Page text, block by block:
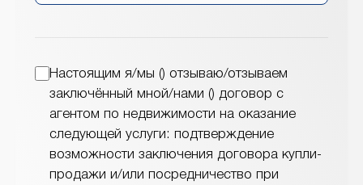
Настоящим я/мы () отзываю/отзываем
заключённый мной/нами () договор с
агентом по недвижимости на оказание
следующей услуги: подтверждение
возможности заключения договора купли-
продажи и/или посредничество при